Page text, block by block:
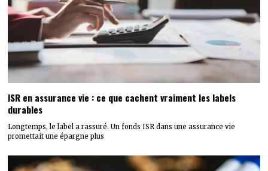
ISR en assurance vie : ce que cachent vraiment les labels
durables
Longtemps, le label a rassuré. Un fonds ISR dans une assurance vie
promettait une épargne plus